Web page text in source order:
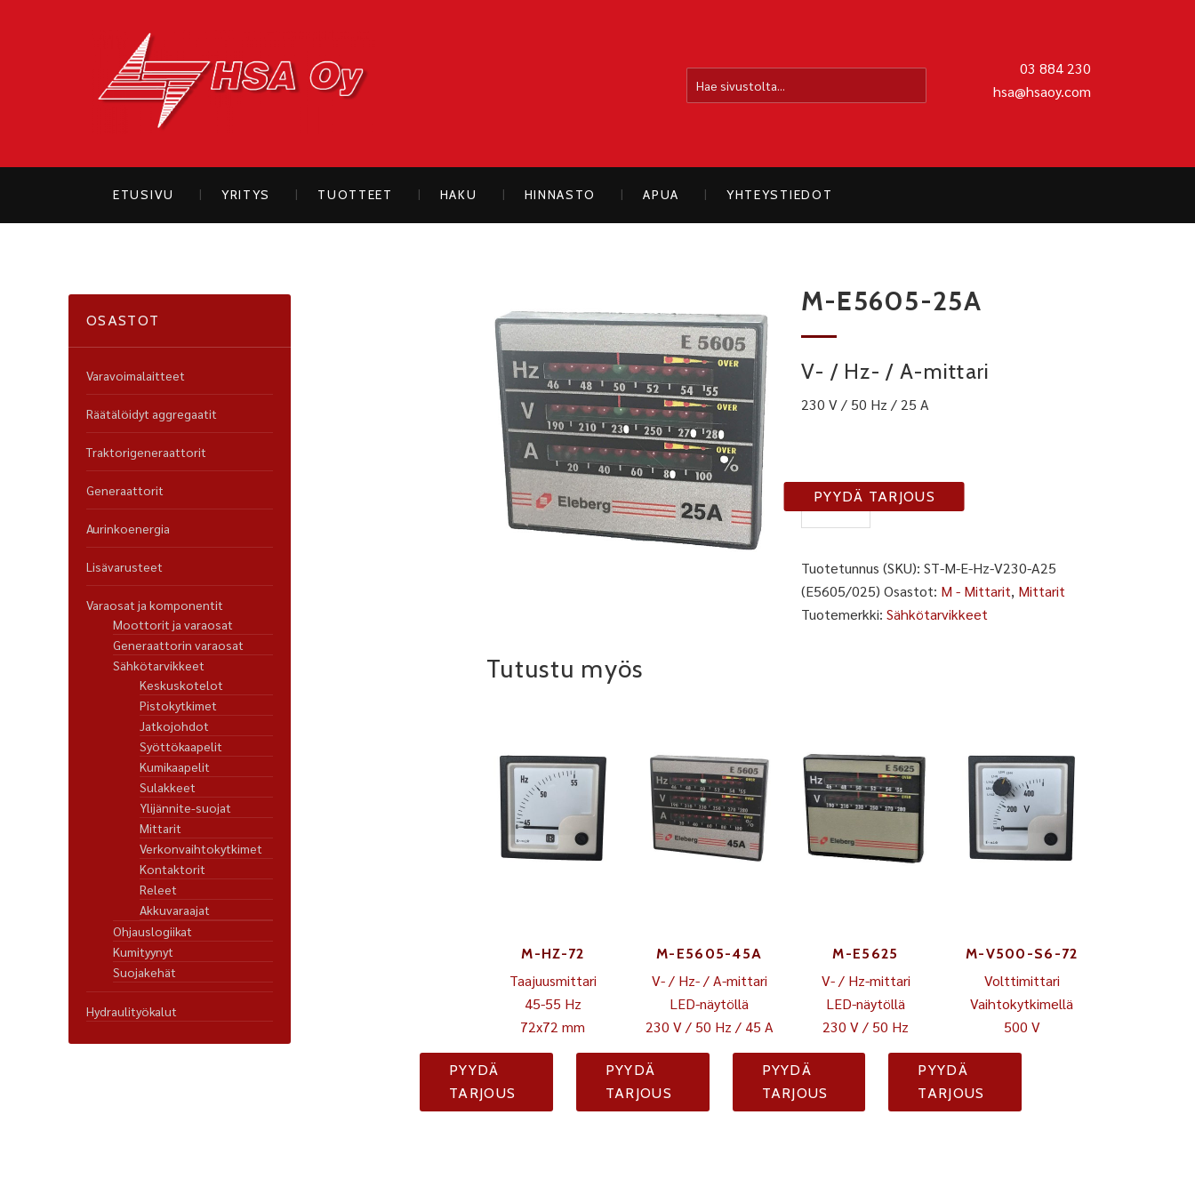
03 884 230
hsa@hsaoy.com
ETUSIVU YRITYS TUOTTEET HAKU HINNASTO APUA YHTEYSTIEDOT
M-E5605-25A
V- / Hz- / A-mittari
230 V / 50 Hz / 25 A
M-
E5605-
määrä
PYYDÄ TARJOUS
Tuotetunnus (SKU): ST-M-E-Hz-V230-A25
(E5605/025) Osastot: M - Mittarit, Mittarit
Tuotemerkki: Sähkötarvikkeet
Tutustu myös
M-HZ-72
Taajuusmittari
45-55 Hz
72x72 mm
PYYDÄ
TARJOUS
M-E5605-45A
V- / Hz- / A-mittari
LED-näytöllä
230 V / 50 Hz / 45 A
PYYDÄ
TARJOUS
M-E5625
V- / Hz-mittari
LED-näytöllä
230 V / 50 Hz
PYYDÄ
TARJOUS
M-V500-S6-72
Volttimittari
Vaihtokytkimellä
500 V
PYYDÄ
TARJOUS
OSASTOT
Varavoimalaitteet
Räätälöidyt aggregaatit
Traktorigeneraattorit
Generaattorit
Aurinkoenergia
Lisävarusteet
Varaosat ja komponentit
Moottorit ja varaosat
Generaattorin varaosat
Sähkötarvikkeet
Keskuskotelot
Pistokytkimet
Jatkojohdot
Syöttökaapelit
Kumikaapelit
Sulakkeet
Ylijännite-suojat
Mittarit
Verkonvaihtokytkimet
Kontaktorit
Releet
Akkuvaraajat
Ohjauslogiikat
Kumityynyt
Suojakehät
Hydraulityökalut